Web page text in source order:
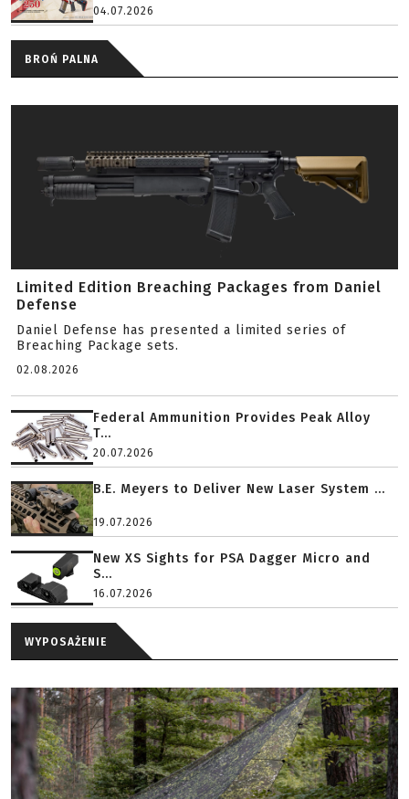
04.07.2026
BROŃ PALNA
Limited Edition Breaching Packages from Daniel
Defense
Daniel Defense has presented a limited series of
Breaching Package sets.
02.08.2026
Federal Ammunition Provides Peak Alloy
T...
20.07.2026
B.E. Meyers to Deliver New Laser System ...
19.07.2026
New XS Sights for PSA Dagger Micro and
S...
16.07.2026
WYPOSAŻENIE